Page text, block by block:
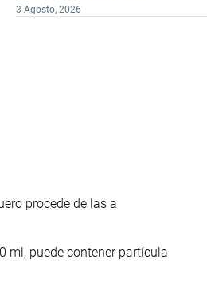
3 Agosto, 2026
procede de las a
ml, puede contener partícula